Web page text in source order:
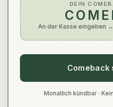
DEIN
An der Kasse eingeben
Monatlich kündbar ·